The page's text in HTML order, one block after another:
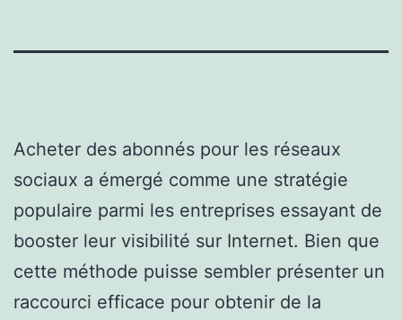
Acheter des abonnés pour les réseaux
sociaux a émergé comme une stratégie
populaire parmi les entreprises essayant de
booster leur visibilité sur Internet. Bien que
cette méthode puisse sembler présenter un
raccourci efficace pour obtenir de la